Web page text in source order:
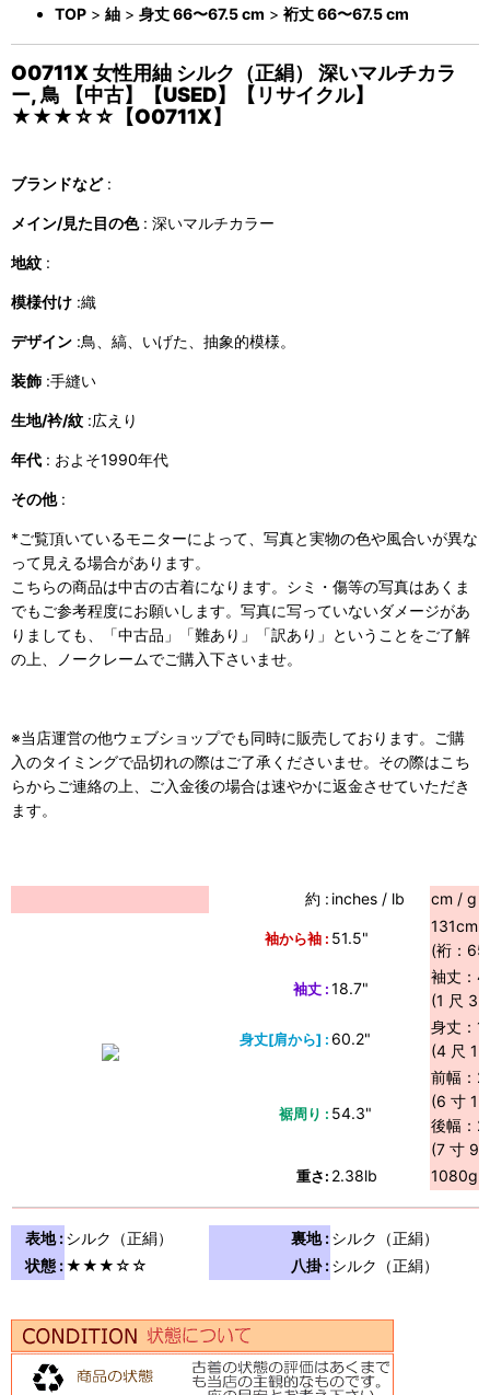
TOP > 紬 > 身丈 66〜67.5 cm > 裄丈 66〜67.5 cm
O0711X 女性用紬 シルク（正絹） 深いマルチカラ
ー, 鳥 【中古】【USED】【リサイクル】
★★★☆☆【O0711X】
ブランドなど:
メイン/見た目の色: 深いマルチカラー
地紋 :
模様付け :織
デザイン :鳥、縞、いげた、抽象的模様。
装飾 :手縫い
生地/衿/紋 :広えり
年代 : およそ1990年代
その他:
*ご覧頂いているモニターによって、写真と実物の色や風合いが異な
って見える場合があります。
こちらの商品は中古の古着になります。シミ・傷等の写真はあくま
でもご参考程度にお願いします。写真に写っていないダメージがあ
りましても、「中古品」「難あり」「訳あり」ということをご了解
の上、ノークレームでご購入下さいませ。
※当店運営の他ウェブショップでも同時に販売しております。ご購
入のタイミングで品切れの際はご了承くださいませ。その際はこち
らからご連絡の上、ご入金後の場合は速やかに返金させていただき
ます。
約 : inches / lb cm / g
袖から袖 : 51.5"
131cm
(裄：
袖丈 :18.7"
袖丈：
(1 尺 3
身丈[肩から] : 60.2"
身丈：
(4 尺 1
裾周り : 54.3"
前幅：
(6 寸 1
後幅：
(7 寸 9
重さ: 2.38lb 1080g
表地 :シルク（正絹） 裏地 :シルク（正絹）
状態 :★★★☆☆ 八掛 :シルク（正絹）